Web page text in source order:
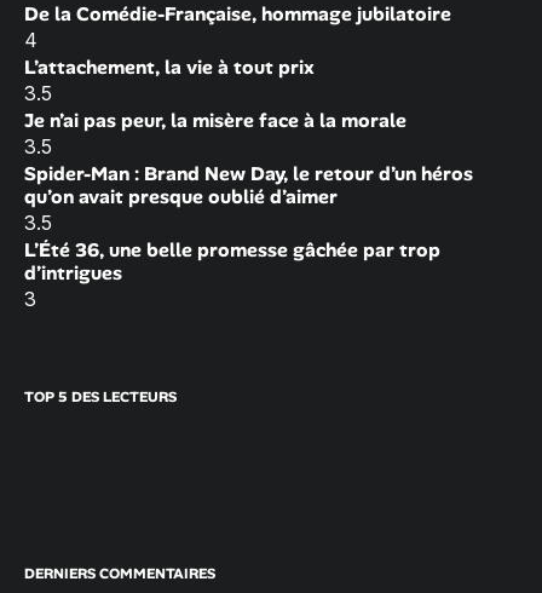
De la Comédie-Française, hommage jubilatoire
4
L’attachement, la vie à tout prix
3.5
Je n’ai pas peur, la misère face à la morale
3.5
Spider-Man : Brand New Day, le retour d’un héros
qu’on avait presque oublié d’aimer
3.5
L’Été 36, une belle promesse gâchée par trop
d’intrigues
3
TOP 5 DES LECTEURS
DERNIERS COMMENTAIRES